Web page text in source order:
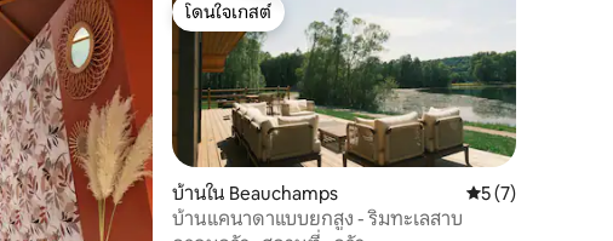
โดนใจเกสต์
โดนใจเกสต์
บ้านใน Beauchamps คะแนนเฉลี่ย 5 จา
5 (7)
บ้านแคนาดาแบบยกสูง - ริมทะเลสาบ